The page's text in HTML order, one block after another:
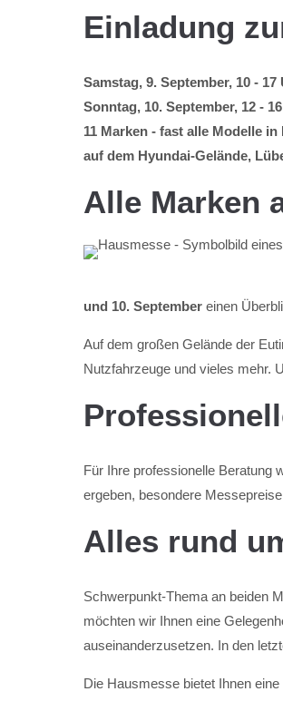
Einladung
Samstag, 9. September, 10 - 17
Sonntag, 10. September, 12 -
11 Marken - fast alle Modelle in
auf dem Hyundai-Gelände,
Alle Marken
und 10. September einen
Auf dem großen Gelände der
Nutzfahrzeuge und vieles mehr.
Für Ihre professionelle Beratung
ergeben, besondere
Alles rund
Schwerpunkt-Thema an beiden
möchten wir Ihnen eine
auseinanderzusetzen. In den
Die Hausmesse bietet Ihnen